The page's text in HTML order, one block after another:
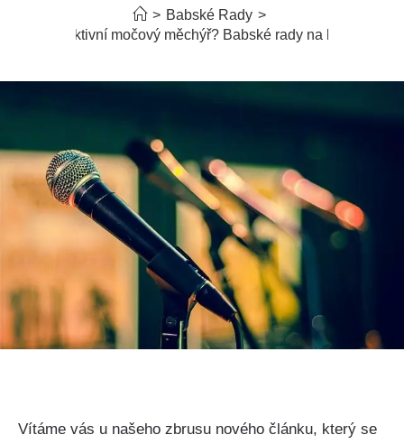
> Babské Rady >
Hyperaktivní močový měchýř? Babské rady na kontrolu
‌Vítáme vás u našeho zbrusu nového‍ článku, který se‌